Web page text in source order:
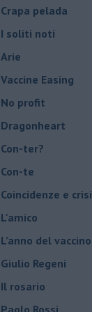
​Crapa pelada
​I soliti noti
Arie
​Vaccine Easing
No profit
Dragonheart
Con-ter?
​Con-te
Coincidenze e crisi
L'amico
​L’anno del vaccino
Giulio Regeni
​Il rosario
Paolo Rossi